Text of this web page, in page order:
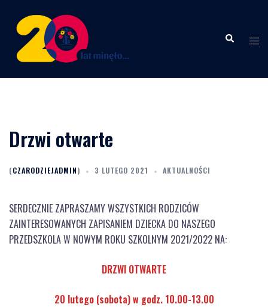
treści
Wyszukiwanie
Menu
Drzwi otwarte
(CZARODZIEJADMIN) 3 LUTEGO 2021 AKTUALNOŚCI
SERDECZNIE ZAPRASZAMY WSZYSTKICH RODZICÓW
ZAINTERESOWANYCH ZAPISANIEM DZIECKA DO NASZEGO
PRZEDSZKOLA W NOWYM ROKU SZKOLNYM 2021/2022 NA:
DRZWI OTWARTE
20 lutego (sobota) w godz. 10.00-13.00